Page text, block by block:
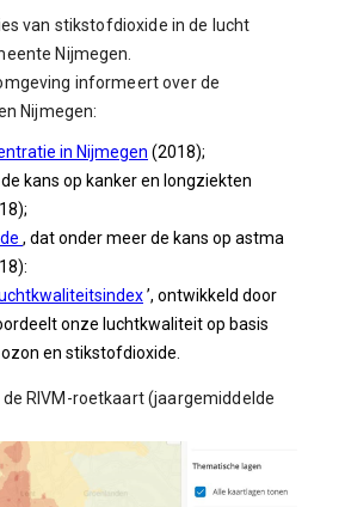
van stikstofdioxide in de lucht
Nijmegen.
informeert over de
Nijmegen:
in Nijmegen (2018);
kans op kanker en longziekten
, dat onder meer de kans op astma
’, ontwikkeld door
onze luchtkwaliteit op basis
en stikstofdioxide.
de RIVM-roetkaart (jaargemiddelde